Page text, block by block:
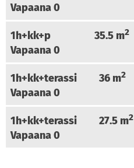
Vapaana0
1h+kk+p 35.5m2
Vapaana0
1h+kk+terassi 36m2
Vapaana0
1h+kk+terassi 27.5m2
Vapaana0